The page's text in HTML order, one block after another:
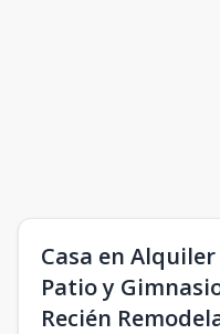
Casa en
Patio y
Recién